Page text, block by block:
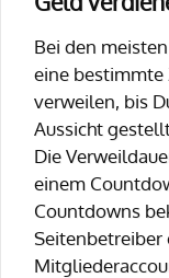
Bei den
eine bestimmte
verweilen, bis
Aussicht
Die
einem
Countdowns
Seitenbetreiber